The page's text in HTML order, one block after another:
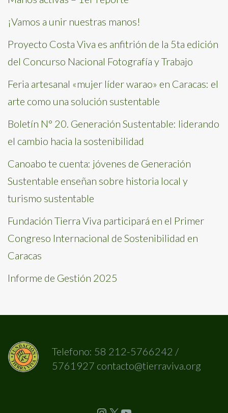
¡Vamos a unir nuestras manos!
Proyecto Costa Viva es anfitrión de la 5ta edición
del Concurso Nacional Fotografía y Trabajo
Feria artesanal «mujer líder warao» en Caracas: el
arte como una solución sustentable
Boletín N° 20. Generación Sustentable: liderando
el cambio hacia la sostenibilidad
Canoabo te cuenta: jóvenes de Generación
Sustentable enseñan sobre historia local y
turismo sustentable
Fundación Tierra Viva participará en el Primer
Congreso Internacional de Sostenibilidad en
Caracas
Informe de Gestión 2025
Telefono: 58 212-5766242 /
5761927 contacto@tierraviva.org